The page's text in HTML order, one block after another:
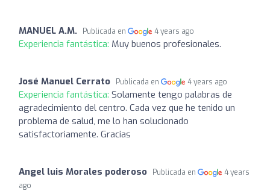
MANUEL A.M. Publicada en 4 years ago
Experiencia fantástica: Muy buenos profesionales.
José Manuel Cerrato Publicada en 4 years ago
Experiencia fantástica: Solamente tengo palabras de
agradecimiento del centro. Cada vez que he tenido un
problema de salud, me lo han solucionado
satisfactoriamente. Gracias
Angel luis Morales poderoso Publicada en
4 years
ago